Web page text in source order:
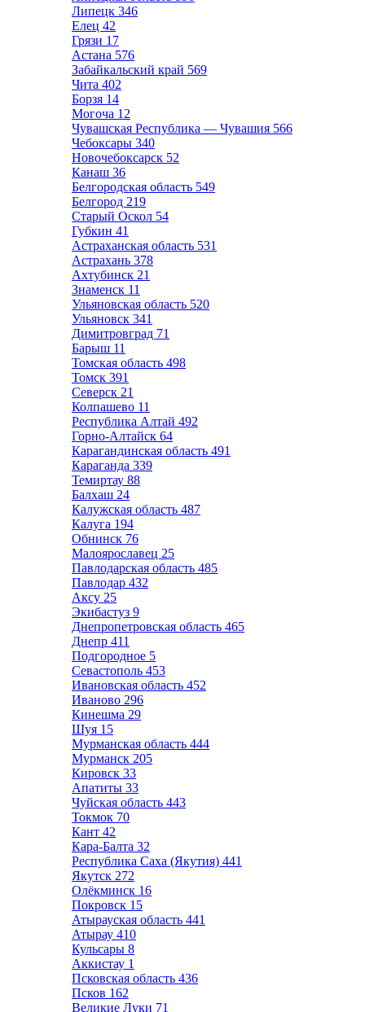
Липецк 346
Елец 42
Грязи 17
Астана 576
Забайкальский край 569
Чита 402
Борзя 14
Могоча 12
Чувашская Республика — Чувашия 566
Чебоксары 340
Новочебоксарск 52
Канаш 36
Белгородская область 549
Белгород 219
Старый Оскол 54
Губкин 41
Астраханская область 531
Астрахань 378
Ахтубинск 21
Знаменск 11
Ульяновская область 520
Ульяновск 341
Димитровград 71
Барыш 11
Томская область 498
Томск 391
Северск 21
Колпашево 11
Республика Алтай 492
Горно-Алтайск 64
Карагандинская область 491
Караганда 339
Темиртау 88
Балхаш 24
Калужская область 487
Калуга 194
Обнинск 76
Малоярославец 25
Павлодарская область 485
Павлодар 432
Аксу 25
Экибастуз 9
Днепропетровская область 465
Днепр 411
Подгородное 5
Севастополь 453
Ивановская область 452
Иваново 296
Кинешма 29
Шуя 15
Мурманская область 444
Мурманск 205
Кировск 33
Апатиты 33
Чуйская область 443
Токмок 70
Кант 42
Кара-Балта 32
Республика Саха (Якутия) 441
Якутск 272
Олёкминск 16
Покровск 15
Атырауская область 441
Атырау 410
Кульсары 8
Аккистау 1
Псковская область 436
Псков 162
Великие Луки 71